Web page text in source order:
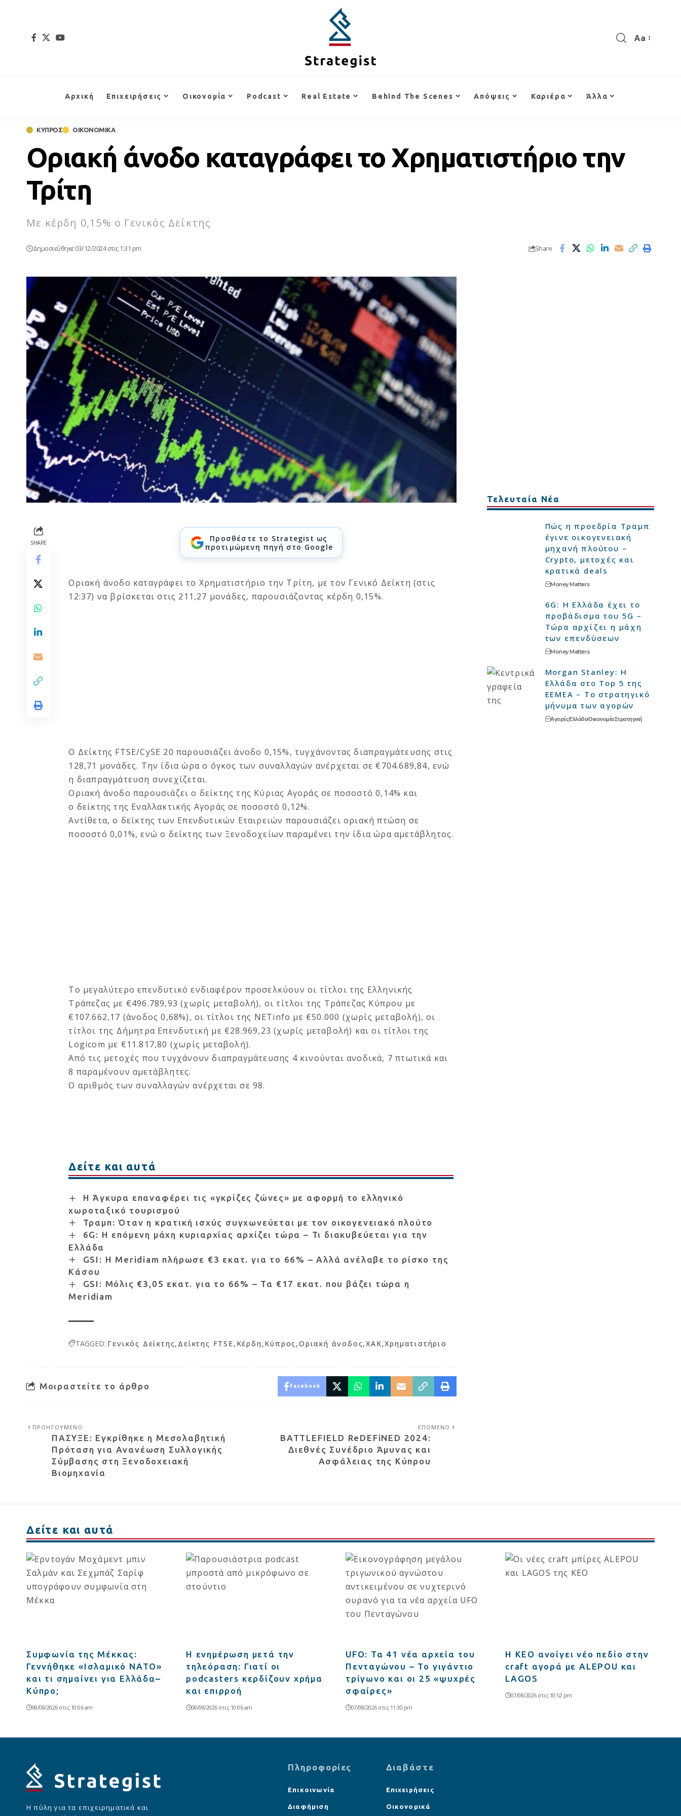
Aa
Αρχική Επιχειρήσεις Οικονομία Podcast Real Estate Behind The Scenes Απόψεις Καριέρα Άλλα
ΚΥΠΡΟΣ ΟΙΚΟΝΟΜΙΚΑ
Οριακή άνοδο καταγράφει το Χρηματιστήριο την
Τρίτη
Με κέρδη 0,15% ο Γενικός Δείκτης
Δημοσιεύθηκε 03/12/2024 στις 1:31 pm Share
SHARE
Προσθέστε το Strategist ως
προτιμώμενη πηγή στο Google
Οριακή άνοδο καταγράφει το Χρηματιστήριο την Τρίτη, με τον Γενικό Δείκτη (στις
12:37) να βρίσκεται στις 211,27 μονάδες, παρουσιάζοντας κέρδη 0,15%.
Ο Δείκτης FTSE/CySE 20 παρουσιάζει άνοδο 0,15%, τυγχάνοντας διαπραγμάτευσης στις
128,71 μονάδες. Την ίδια ώρα ο όγκος των συναλλαγών ανέρχεται σε €704.689,84, ενώ
η διαπραγμάτευση συνεχίζεται.
Οριακή άνοδο παρουσιάζει ο δείκτης της Κύριας Αγοράς σε ποσοστό 0,14% και
ο δείκτης της Εναλλακτικής Αγοράς σε ποσοστό 0,12%.
Αντίθετα, ο δείκτης των Επενδυτικών Εταιρειών παρουσιάζει οριακή πτώση σε
ποσοστό 0,01%, ενώ ο δείκτης των Ξενοδοχείων παραμένει την ίδια ώρα αμετάβλητος.
Το μεγαλύτερο επενδυτικό ενδιαφέρον προσελκύουν οι τίτλοι της Ελληνικής
Τράπεζας με €496.789,93 (χωρίς μεταβολή), οι τίτλοι της Τράπεζας Κύπρου με
€107.662,17 (άνοδος 0,68%), οι τίτλοι της NETinfo με €50.000 (χωρίς μεταβολή), οι
τίτλοι της Δήμητρα Επενδυτική με €28.969,23 (χωρίς μεταβολή) και οι τίτλοι της
Logicom με €11.817,80 (χωρίς μεταβολή).
Από τις μετοχές που τυγχάνουν διαπραγμάτευσης 4 κινούνται ανοδικά, 7 πτωτικά και
8 παραμένουν αμετάβλητες.
Ο αριθμός των συναλλαγών ανέρχεται σε 98.
Δείτε και αυτά
Η Άγκυρα επαναφέρει τις «γκρίζες ζώνες» με αφορμή το ελληνικό
χωροταξικό τουρισμού
Τραμπ: Όταν η κρατική ισχύς συγχωνεύεται με τον οικογενειακό πλούτο
6G: Η επόμενη μάχη κυριαρχίας αρχίζει τώρα – Τι διακυβεύεται για την
Ελλάδα
GSI: Η Meridiam πλήρωσε €3 εκατ. για το 66% – Αλλά ανέλαβε το ρίσκο της
Κάσου
GSI: Μόλις €3,05 εκατ. για το 66% – Τα €17 εκατ. που βάζει τώρα η
Meridiam
TAGGED: Γενικός Δείκτης Δείκτης FTSE Κέρδη Κύπρος Οριακή άνοδος ΧΑΚ Χρηματιστήριο
Μοιραστείτε το άρθρο Facebook
ΠΡΟΗΓΟΥΜΕΝΟ
ΠΑΣΥΞΕ: Εγκρίθηκε η Μεσολαβητική
Πρόταση για Ανανέωση Συλλογικής
Σύμβασης στη Ξενοδοχειακή
Βιομηχανία
ΕΠΟΜΕΝΟ
BATTLEFIELD ReDEFiNED 2024:
Διεθνές Συνέδριο Άμυνας και
Ασφάλειας της Κύπρου
Τελευταία Νέα
Πώς η προεδρία Τραμπ
έγινε οικογενειακή
μηχανή πλούτου –
Crypto, μετοχές και
κρατικά deals
Money Matters
6G: Η Ελλάδα έχει το
προβάδισμα του 5G –
Τώρα αρχίζει η μάχη
των επενδύσεων
Money Matters
Morgan Stanley: Η
Ελλάδα στο Top 5 της
EEMEA – Το στρατηγικό
μήνυμα των αγορών
ΑγορέςΕλλάδαΟικονομίαΣτρατηγική
Δείτε και αυτά
Συμφωνία της Μέκκας:
Γεννήθηκε «Ισλαμικό ΝΑΤΟ»
και τι σημαίνει για Ελλάδα–
Κύπρο;
08/08/2026 στις 10:06 am
Η ενημέρωση μετά την
τηλεόραση: Γιατί οι
podcasters κερδίζουν χρήμα
και επιρροή
08/08/2026 στις 10:06 am
UFO: Τα 41 νέα αρχεία του
Πενταγώνου – Το γιγάντιο
τρίγωνο και οι 25 «ψυχρές
σφαίρες»
07/08/2026 στις 11:30 pm
Η ΚΕΟ ανοίγει νέο πεδίο στην
craft αγορά με ALEPOU και
LAGOS
07/08/2026 στις 10:52 pm
Η πύλη για τα επιχειρηματικά και
Πληροφορίες
Επικοινωνία
Διαφήμιση
Διαβάστε
Επιχειρήσεις
Οικονομικά